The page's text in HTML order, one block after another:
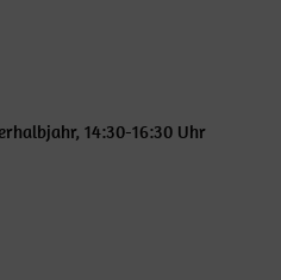
14:30-16:30 Uhr